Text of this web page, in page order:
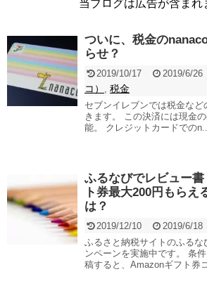
当ブログは広告が含まれ
ついに、税金の
らせ？
2019/10/17 2019/6/26
コ） , 税金
セブンイレブンでは税金な
きます。 この決済には現金
能。 クレジットカードでの
ふるなびでレビュー
ト券最大200円もらえ
は？
2019/12/10 2019/6/18
ふるさと納税サイトのふるな
ンペーンを実施中です。 条
稿すると、Amazonギフト券